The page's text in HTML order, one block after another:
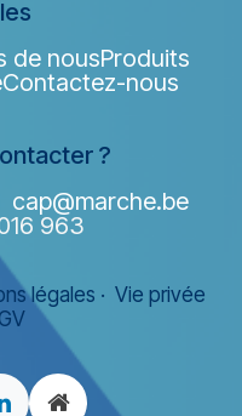
de nousProduits
Contactez-nous
?
cap@marche.be
963
légales · Vie privée